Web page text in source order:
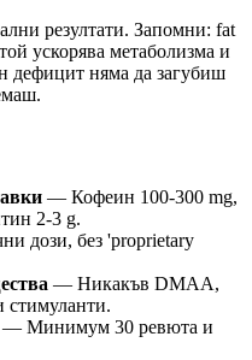
резултати. Запомни: fat
ускорява метаболизма и
дефицит няма да загубиш
— Кофеин 100-300 mg,
2-3 g.
дози, без 'proprietary
— Никакъв DMAA,
стимуланти.
— Минимум 30 ревюта и